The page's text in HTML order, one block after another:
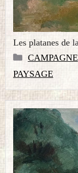
Les platanes de
Catégories
CAMPAGNE
PAYSAGE